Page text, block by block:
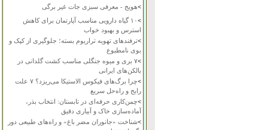
>هویج - معرفی سبزی جات غیر برگی
>
۱۰ گیاه دارویی مناسب آپارتمان برای کاهش
استرس و بهبود خواب
>ترفندهای تهویه تراریوم بسته؛ جلوگیری از کپک و
بوی نامطبوع
>
۷ بری و میوه جنگلی مناسب کشت گلدانی در
بالکن‌های ایرانی
>
چرا برگ‌های فیکوس الاستیکا می‌ریزد؟ ۷ علت
رایج و راه‌حل سریع
>چمن‌کاری حرفه‌ای در تابستان: انتخاب بذر،
آماده‌سازی خاک و آبیاری دقیق
>شناخت «جانوران مضر باغ» و راه‌های طبیعی دور